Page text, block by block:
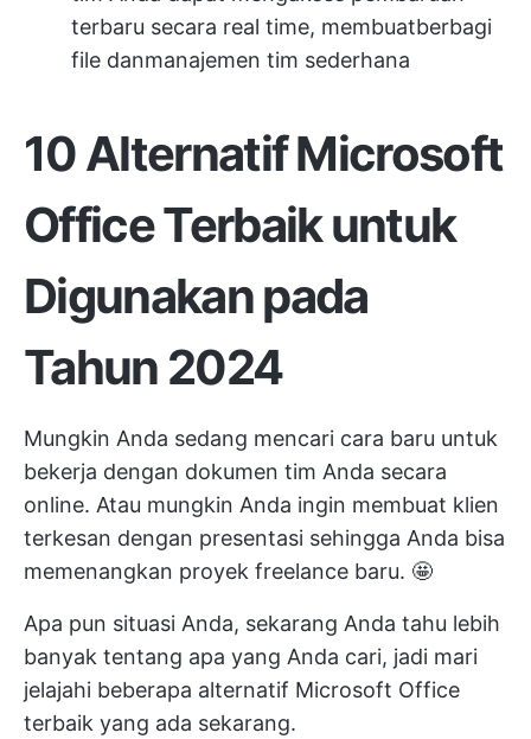
terbaru secara real time, membuatberbagi
file danmanajemen tim sederhana
10 Alternatif Microsoft
Office Terbaik untuk
Digunakan pada
Tahun 2024
Mungkin Anda sedang mencari cara baru untuk
bekerja dengan dokumen tim Anda secara
online. Atau mungkin Anda ingin membuat klien
terkesan dengan presentasi sehingga Anda bisa
memenangkan proyek freelance baru. 🤩
Apa pun situasi Anda, sekarang Anda tahu lebih
banyak tentang apa yang Anda cari, jadi mari
jelajahi beberapa alternatif Microsoft Office
terbaik yang ada sekarang.